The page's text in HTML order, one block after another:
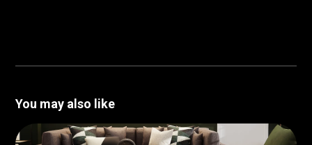
You may also like